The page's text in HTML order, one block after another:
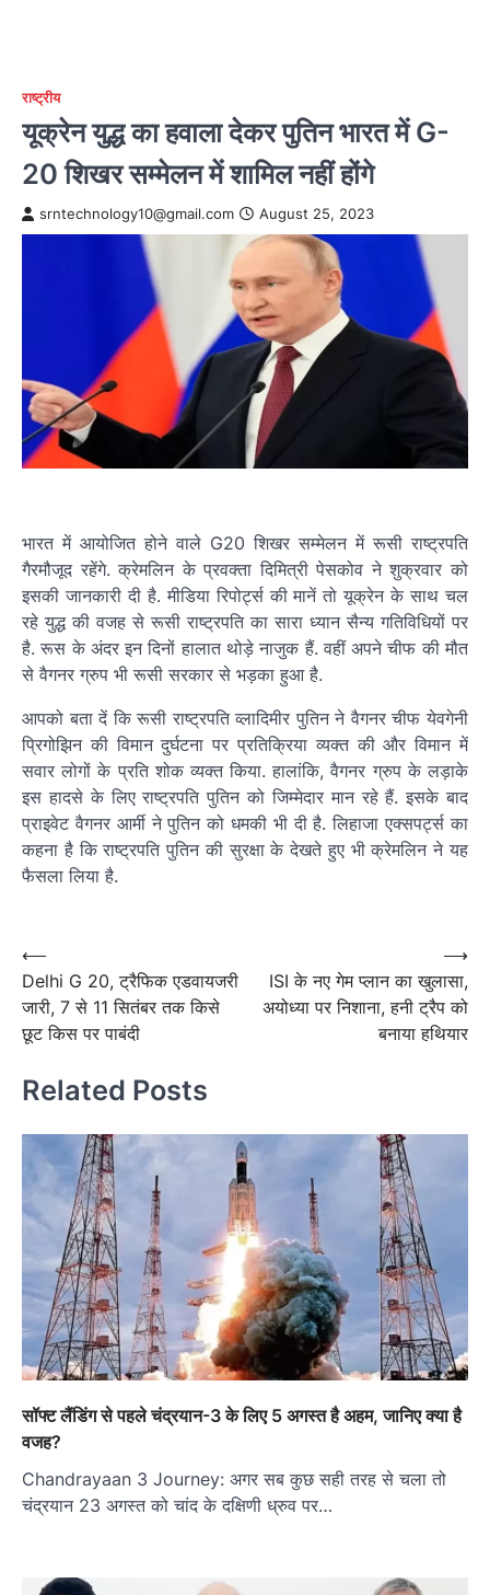
राष्ट्रीय
यूक्रेन युद्ध का हवाला देकर पुतिन भारत में G-
20 शिखर सम्मेलन में शामिल नहीं होंगे
srntechnology10@gmail.com August 25, 2023
भारत में आयोजित होने वाले G20 शिखर सम्मेलन में रूसी राष्ट्रपति
गैरमौजूद रहेंगे. क्रेमलिन के प्रवक्ता दिमित्री पेसकोव ने शुक्रवार को
इसकी जानकारी दी है. मीडिया रिपोर्ट्स की मानें तो यूक्रेन के साथ चल
रहे युद्ध की वजह से रूसी राष्ट्रपति का सारा ध्यान सैन्य गतिविधियों पर
है. रूस के अंदर इन दिनों हालात थोड़े नाजुक हैं. वहीं अपने चीफ की मौत
से वैगनर ग्रुप भी रूसी सरकार से भड़का हुआ है.
आपको बता दें कि रूसी राष्ट्रपति व्लादिमीर पुतिन ने वैगनर चीफ येवगेनी
प्रिगोझिन की विमान दुर्घटना पर प्रतिक्रिया व्यक्त की और विमान में
सवार लोगों के प्रति शोक व्यक्त किया. हालांकि, वैगनर ग्रुप के लड़ाके
इस हादसे के लिए राष्ट्रपति पुतिन को जिम्मेदार मान रहे हैं. इसके बाद
प्राइवेट वैगनर आर्मी ने पुतिन को धमकी भी दी है. लिहाजा एक्सपर्ट्स का
कहना है कि राष्ट्रपति पुतिन की सुरक्षा के देखते हुए भी क्रेमलिन ने यह
फैसला लिया है.
navigation
Post
navigation
⟵
Delhi G 20, ट्रैफिक एडवायजरी
जारी, 7 से 11 सितंबर तक किसे
छूट किस पर पाबंदी
ISI के नए गेम प्लान का खुलासा,
अयोध्या पर निशाना, हनी ट्रैप को
बनाया हथियार
⟶
Related Posts
सॉफ्ट लैंडिंग से पहले चंद्रयान-3 के लिए 5 अगस्त है अहम, जानिए क्या है
वजह?
Chandrayaan 3 Journey: अगर सब कुछ सही तरह से चला तो
चंद्रयान 23 अगस्त को चांद के दक्षिणी ध्रुव पर…